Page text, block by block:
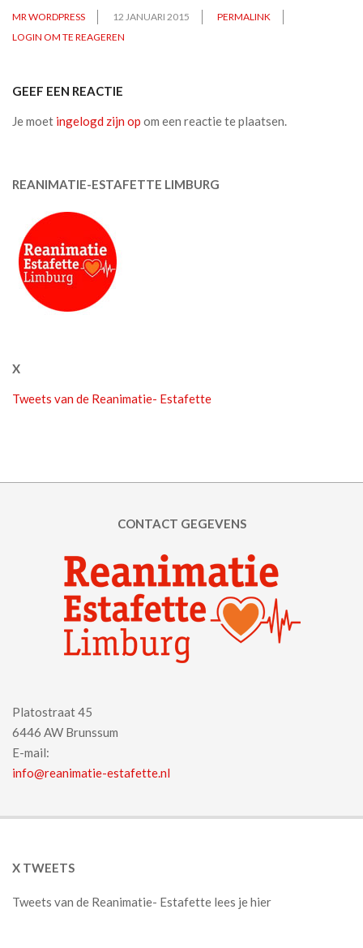
MR WORDPRESS 12 JANUARI 2015
PERMALINK
LOGIN OM TE REAGEREN
GEEF EEN REACTIE
Je moet ingelogd zijn op om een reactie te plaatsen.
REANIMATIE-ESTAFETTE LIMBURG
X
Tweets van de Reanimatie- Estafette
CONTACT GEGEVENS
Platostraat 45
6446 AW Brunssum
E-mail:
info@reanimatie-estafette.nl
X TWEETS
Tweets van de Reanimatie- Estafette lees je hier